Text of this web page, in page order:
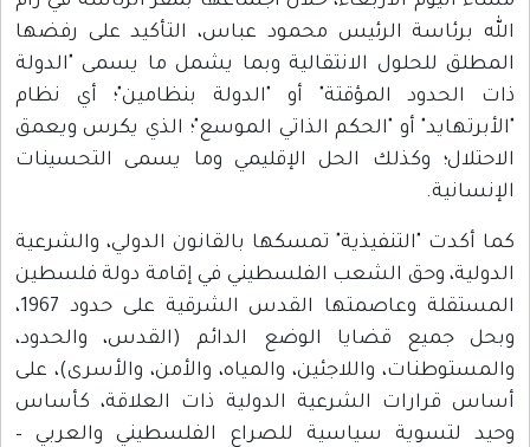
الله برئاسة الرئيس محمود عباس، التأكيد على رفضها
المطلق للحلول الانتقالية وبما يشمل ما يسمى "الدولة
ذات الحدود المؤقتة" أو "الدولة بنظامين"؛ أي نظام
"الأبرتهايد" أو "الحكم الذاتي الموسع"؛ الذي يكرس ويعمق
الاحتلال؛ وكذلك الحل الإقليمي وما يسمى التحسينات
الإنسانية.
كما أكدت "التنفيذية" تمسكها بالقانون الدولي، والشرعية
الدولية، وحق الشعب الفلسطيني في إقامة دولة فلسطين
المستقلة وعاصمتها القدس الشرقية على حدود 1967،
وبحل جميع قضايا الوضع الدائم (القدس، والحدود،
والمستوطنات، واللاجئين، والمياه، والأمن، والأسرى)، على
أساس قرارات الشرعية الدولية ذات العلاقة، كأساس
وحيد لتسوية سياسية للصراع الفلسطيني والعربي –